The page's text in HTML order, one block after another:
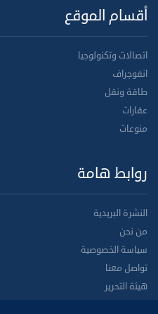
أقسام الموقع
اتصالات وتكنولوجيا
انفوجراف
طاقة ونقل
عقارات
منوعات
روابط هامة
النشرة البريدية
من نحن
سياسة الخصوصية
تواصل معنا
هيئة التحرير